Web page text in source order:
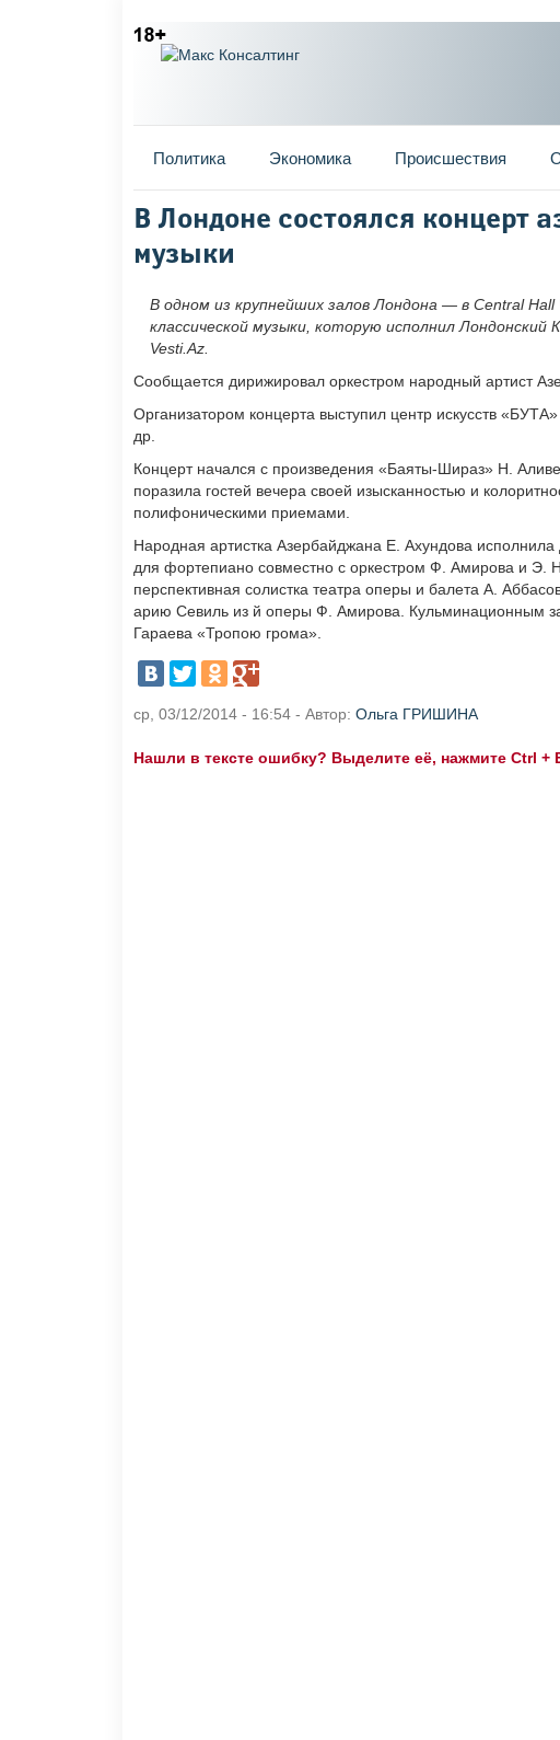
Главное меню
Политика Экономика Происшествия
Вы здесь
В Лондоне состоялся концерт
музыки
В одном из крупнейших залов Лондона — в Central
классической музыки, которую исполнил
Vesti.Az.
Сообщается дирижировал оркестром народный артист
Организатором концерта выступил центр искусств
др.
Концерт начался с произведения «Баяты-Шираз» Н.
поразила гостей вечера своей изысканностью и
полифоническими приемами.
Народная артистка Азербайджана Е. Ахундова
для фортепиано совместно с оркестром Ф. Амирова и Э.
перспективная солистка театра оперы и балета А.
арию Севиль из й оперы Ф. Амирова. Кульминационным
Гараева «Тропою грома».
ср, 03/12/2014 - 16:54 - Автор: Ольга ГРИШИНА
Нашли в тексте ошибку? Выделите её, нажмите Ctrl +